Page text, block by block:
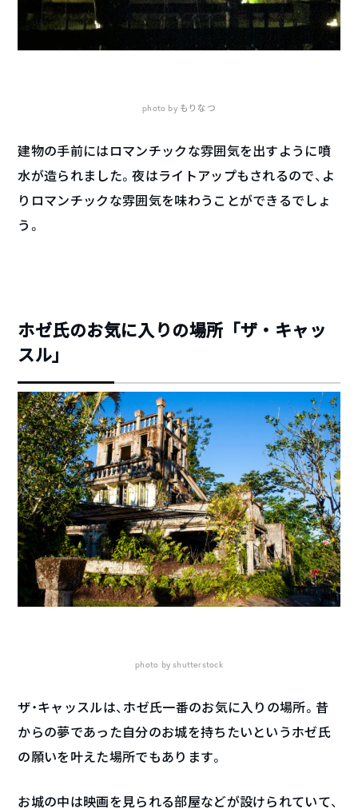
photo by もりなつ
建物の手前にはロマンチックな雰囲気を出すように噴
水が造られました。夜はライトアップもされるので、よ
りロマンチックな雰囲気を味わうことができるでしょ
う。
ホゼ氏のお気に入りの場所「ザ・キャッ
スル」
photo by shutterstock
ザ・キャッスルは、ホゼ氏一番のお気に入りの場所。昔
からの夢であった自分のお城を持ちたいというホゼ氏
の願いを叶えた場所でもあります。
お城の中は映画を見られる部屋などが設けられていて、